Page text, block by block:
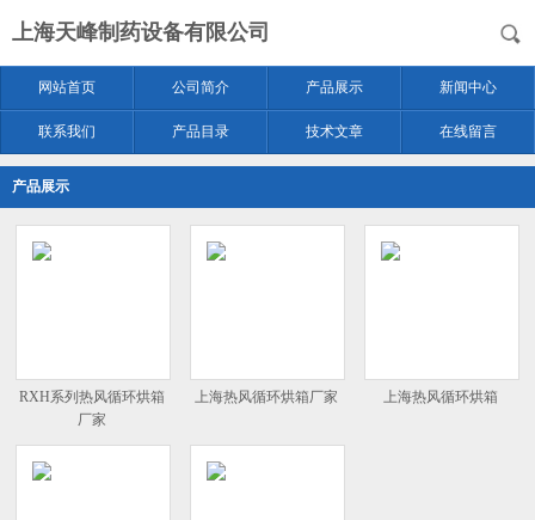
上海天峰制药设备有限公司
网站首页 公司简介 产品展示 新闻中心
联系我们 产品目录 技术文章 在线留言
产品展示
RXH系列热风循环烘箱
厂家
上海热风循环烘箱厂家 上海热风循环烘箱